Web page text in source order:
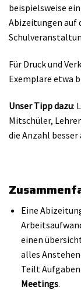
beispielsweise
Abizeitungen auf
Für Druck und
Exemplare etwa
Unser Tipp dazu:
Mitschüler,
die Anzahl
Eine
einen
alles
Teilt
Meetings.